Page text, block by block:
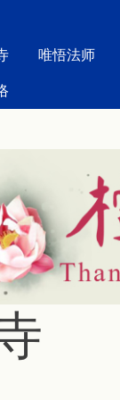
唯悟法师